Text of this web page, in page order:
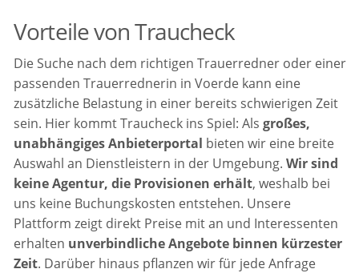
Vorteile von Traucheck
Die Suche nach dem richtigen Trauerredner oder einer
passenden Trauerrednerin in Voerde kann eine
zusätzliche Belastung in einer bereits schwierigen Zeit
sein. Hier kommt Traucheck ins Spiel: Alsgroßes,
unabhängiges Anbieterportal bieten wir eine breite
Auswahl an Dienstleistern in der Umgebung.Wir sind
keine Agentur, die Provisionen erhält, weshalb bei
uns keine Buchungskosten entstehen. Unsere
Plattform zeigt direkt Preise mit an und Interessenten
erhalten unverbindliche Angebote binnen kürzester
Zeit. Darüber hinaus pflanzen wir für jede Anfrage